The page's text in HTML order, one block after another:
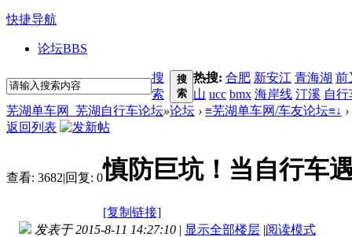
快捷导航
论坛BBS
搜
索
搜
索
热搜: 合肥 新安江 青海湖 前
山 ucc bmx 海岸线 汀溪 自
芜湖单车网_芜湖自行车论坛»论坛 › ≡芜湖单车网/车友论坛≡↓ ›
返回列表
查看: 3682|回复: 0慎防巨坑！当自行车
[复制链接]
发表于 2015-8-11 14:27:10 | 显示全部楼层 |阅读模式